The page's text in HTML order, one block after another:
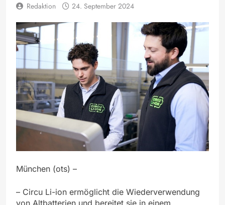
Redaktion 24. September 2024
München (ots) –
– Circu Li-ion ermöglicht die Wiederverwendung
von Altbatterien und bereitet sie in einem